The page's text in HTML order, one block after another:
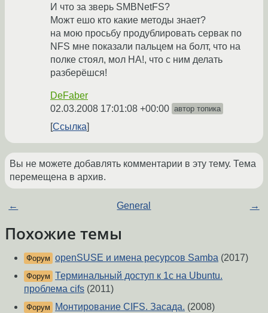
И что за зверь SMBNetFS?
Можт ешо кто какие методы знает?
на мою просьбу продублировать сервак по
NFS мне показали пальцем на болт, что на
полке стоял, мол НА!, что с ним делать
разберёшся!
DeFaber
02.03.2008 17:01:08 +00:00 автор топика
Ссылка
Вы не можете добавлять комментарии в эту тему. Тема
перемещена в архив.
← General →
Похожие темы
Форум openSUSE и имена ресурсов Samba (2017)
Форум Терминальный доступ к 1с на Ubuntu.
проблема cifs (2011)
Форум Монтирование CIFS. Засада. (2008)